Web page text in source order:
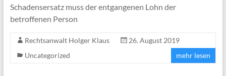
Schadensersatz muss der entgangenen Lohn der
betroffenen Person
Rechtsanwalt Holger Klaus
26. August 2019
Uncategorized
mehr lesen